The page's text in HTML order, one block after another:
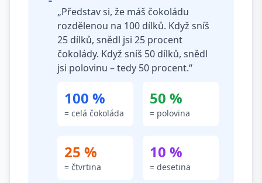
„Představ si, že máš čokoládu
rozdělenou na 100 dílků. Když sníš
25 dílků, snědl jsi 25 procent
čokolády. Když sníš 50 dílků, snědl
jsi polovinu – tedy 50 procent.“
100 %
= celá čokoláda
50 %
= polovina
25 %
= čtvrtina
10 %
= desetina